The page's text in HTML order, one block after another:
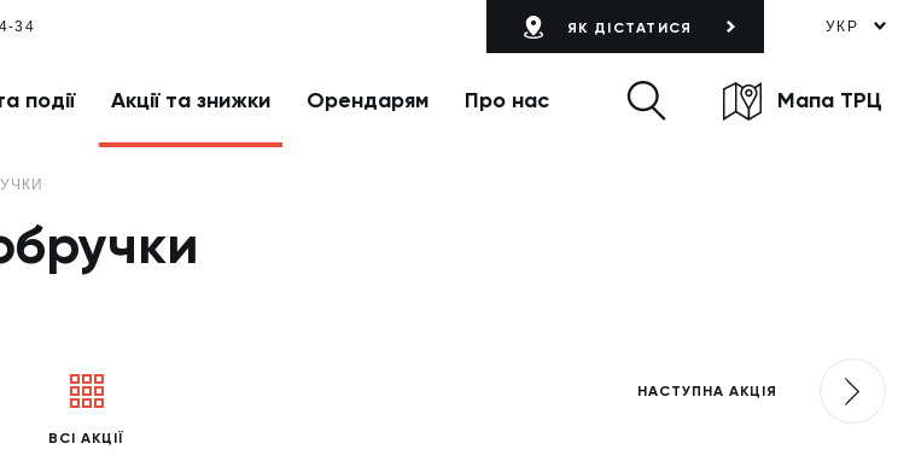
34 ЯК ДІСТАТИСЯ УКР
події Акції та знижки Орендарям Про нас Мапа ТРЦ
ВСІ АКЦІЇ
НАСТУПНА АКЦІЯ